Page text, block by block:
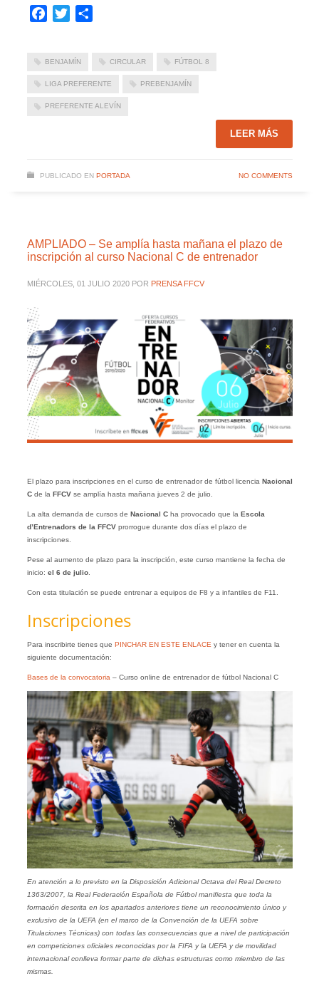
Facebook
Twitter
BENJAMÍN CIRCULAR FÚTBOL 8
LIGA PREFERENTE PREBENJAMÍN
PREFERENTE ALEVÍN
LEER MÁS
PUBLICADO EN PORTADA NO COMMENTS
AMPLIADO – Se amplía hasta mañana el plazo de
inscripción al curso Nacional C de entrenador
MIÉRCOLES, 01 JULIO 2020 POR PRENSA FFCV
El plazo para inscripciones en el curso de entrenador de fútbol licencia Nacional
Cde la FFCVse amplía hasta mañana jueves 2 de julio.
La alta demanda de cursos de Nacional Cha provocado que laEscola
d’Entrenadors de la FFCVprorrogue durante dos días el plazo de
inscripciones.
Pese al aumento de plazo para la inscripción, este curso mantiene la fecha de
inicio: el 6 de julio.
Con esta titulación se puede entrenar a equipos de F8 y a infantiles de F11.
Inscripciones
Para inscribirte tienes que PINCHAR EN ESTE ENLACEy tener en cuenta la
siguiente documentación:
Bases de la convocatoria– Curso online de entrenador de fútbol Nacional C
En atención a lo previsto en la Disposición Adicional Octava del Real Decreto
1363/2007, la Real Federación Española de Fútbol manifiesta que toda la
formación descrita en los apartados anteriores tiene un reconocimiento único y
exclusivo de la UEFA (en el marco de la Convención de la UEFA sobre
Titulaciones Técnicas) con todas las consecuencias que a nivel de participación
en competiciones oficiales reconocidas por la FIFA y la UEFA y de movilidad
internacional conlleva formar parte de dichas estructuras como miembro de las
mismas.